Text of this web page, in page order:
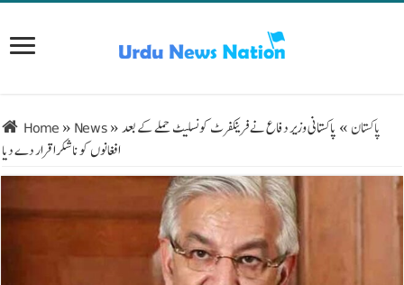
Home » News» پاکستان » پاکستانی وزیر دفاع نے فرینکفرٹ کونسلیٹ حملے کے بعد
افغانوں کو ناشکرا قرار دے دیا